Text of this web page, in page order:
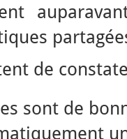
de
sont de